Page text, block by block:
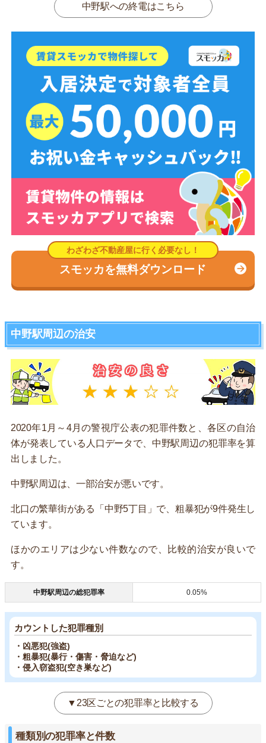
中野駅への終電はこちら
スモッカを無料ダウンロード
中野駅周辺の治安
2020年1月～4月の警視庁公表の犯罪件数と、各区の自治
体が発表している人口データで、中野駅周辺の犯罪率を算
出しました。
中野駅周辺は、一部治安が悪いです。
北口の繁華街がある「中野5丁目」で、粗暴犯が9件発生し
ています。
ほかのエリアは少ない件数なので、比較的治安が良いで
す。
中野駅周辺の総犯罪率 0.05%
カウントした犯罪種別
・凶悪犯(強盗)
・粗暴犯(暴行・傷害・脅迫など)
・侵入窃盗犯(空き巣など)
▼23区ごとの犯罪率と比較する
種類別の犯罪率と件数